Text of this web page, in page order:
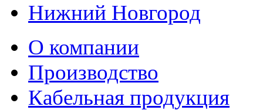
Нижний Новгород
О компании
Производство
Кабельная продукция